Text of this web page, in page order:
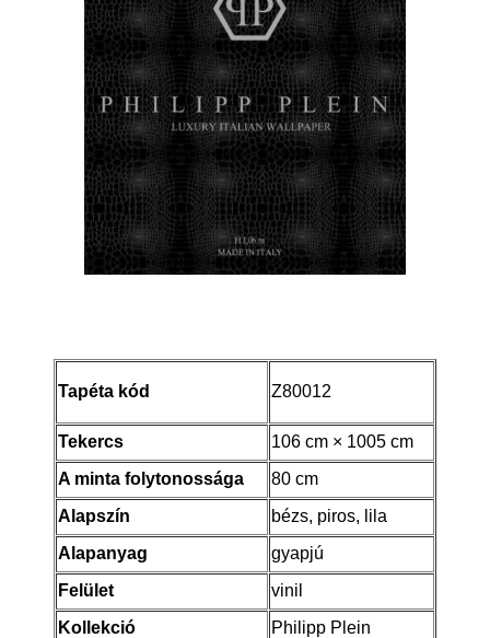
Tapéta kód Z80012
Tekercs
106 cm × 1005 cm
A minta folytonossága
80 cm
Alapszín
bézs, piros, lila
Alapanyag
gyapjú
Felület
vinil
Kollekció
Philipp Plein